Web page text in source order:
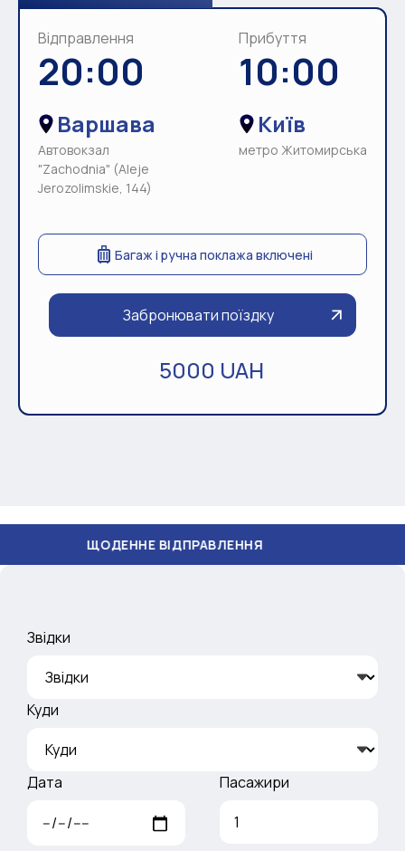
Відправлення
20:00
Варшава
Автовокзал
"Zachodnia" (Aleje
Jerozolimskie, 144)
Прибуття
10:00
Київ
метро Житомирська
Багаж і ручна поклажа включені
Забронювати поїздку
5000 UAH
ВІДПРАВЛЕННЯ
Звідки
Куди
Дата Пасажири